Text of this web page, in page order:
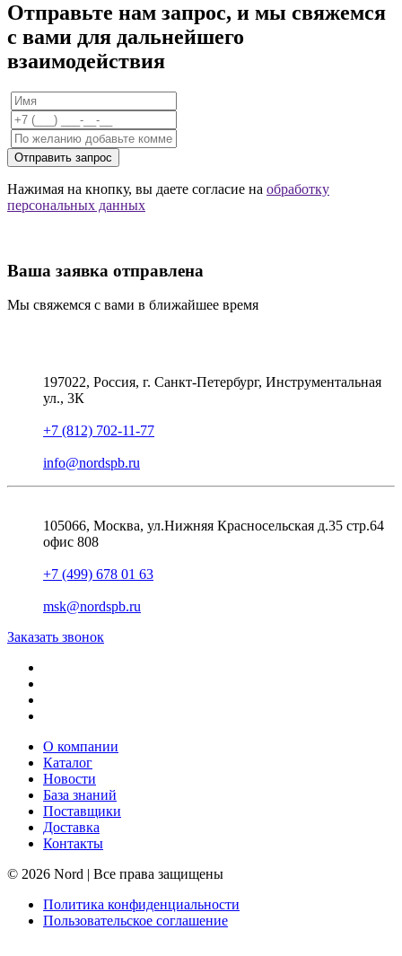
Отправьте нам запрос, и мы свяжемся
с вами для дальнейшего
взаимодействия
Отправить запрос
Нажимая на кнопку, вы даете согласие на обработку
персональных данных
Ваша заявка отправлена
Мы свяжемся с вами в ближайшее время
197022, Россия, г. Санкт-Петербург, Инструментальная
ул., 3К
+7 (812) 702-11-77
info@nordspb.ru
105066, Москва, ул.Нижняя Красносельская д.35 стр.64
офис 808
+7 (499) 678 01 63
msk@nordspb.ru
Заказать звонок
О компании
Каталог
Новости
База знаний
Поставщики
Доставка
Контакты
© 2026 Nord | Все права защищены
Политика конфиденциальности
Пользовательское соглашение